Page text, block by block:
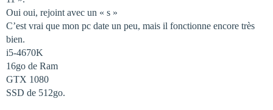
Oui oui, rejoint avec un « s »
C’est vrai que mon pc date un peu, mais il fonctionne encore très
bien.
i5-4670K
16go de Ram
GTX 1080
SSD de 512go.